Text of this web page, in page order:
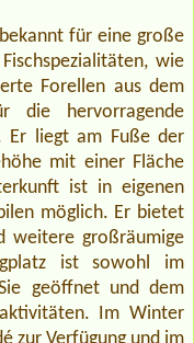
für eine große
wie
Forellen aus dem
die hervorragende
Er liegt am Fuße der
mit einer Fläche
ist in eigenen
möglich. Er bietet
weitere großräumige
ist sowohl im
geöffnet und dem
Im Winter
zur Verfügung und im